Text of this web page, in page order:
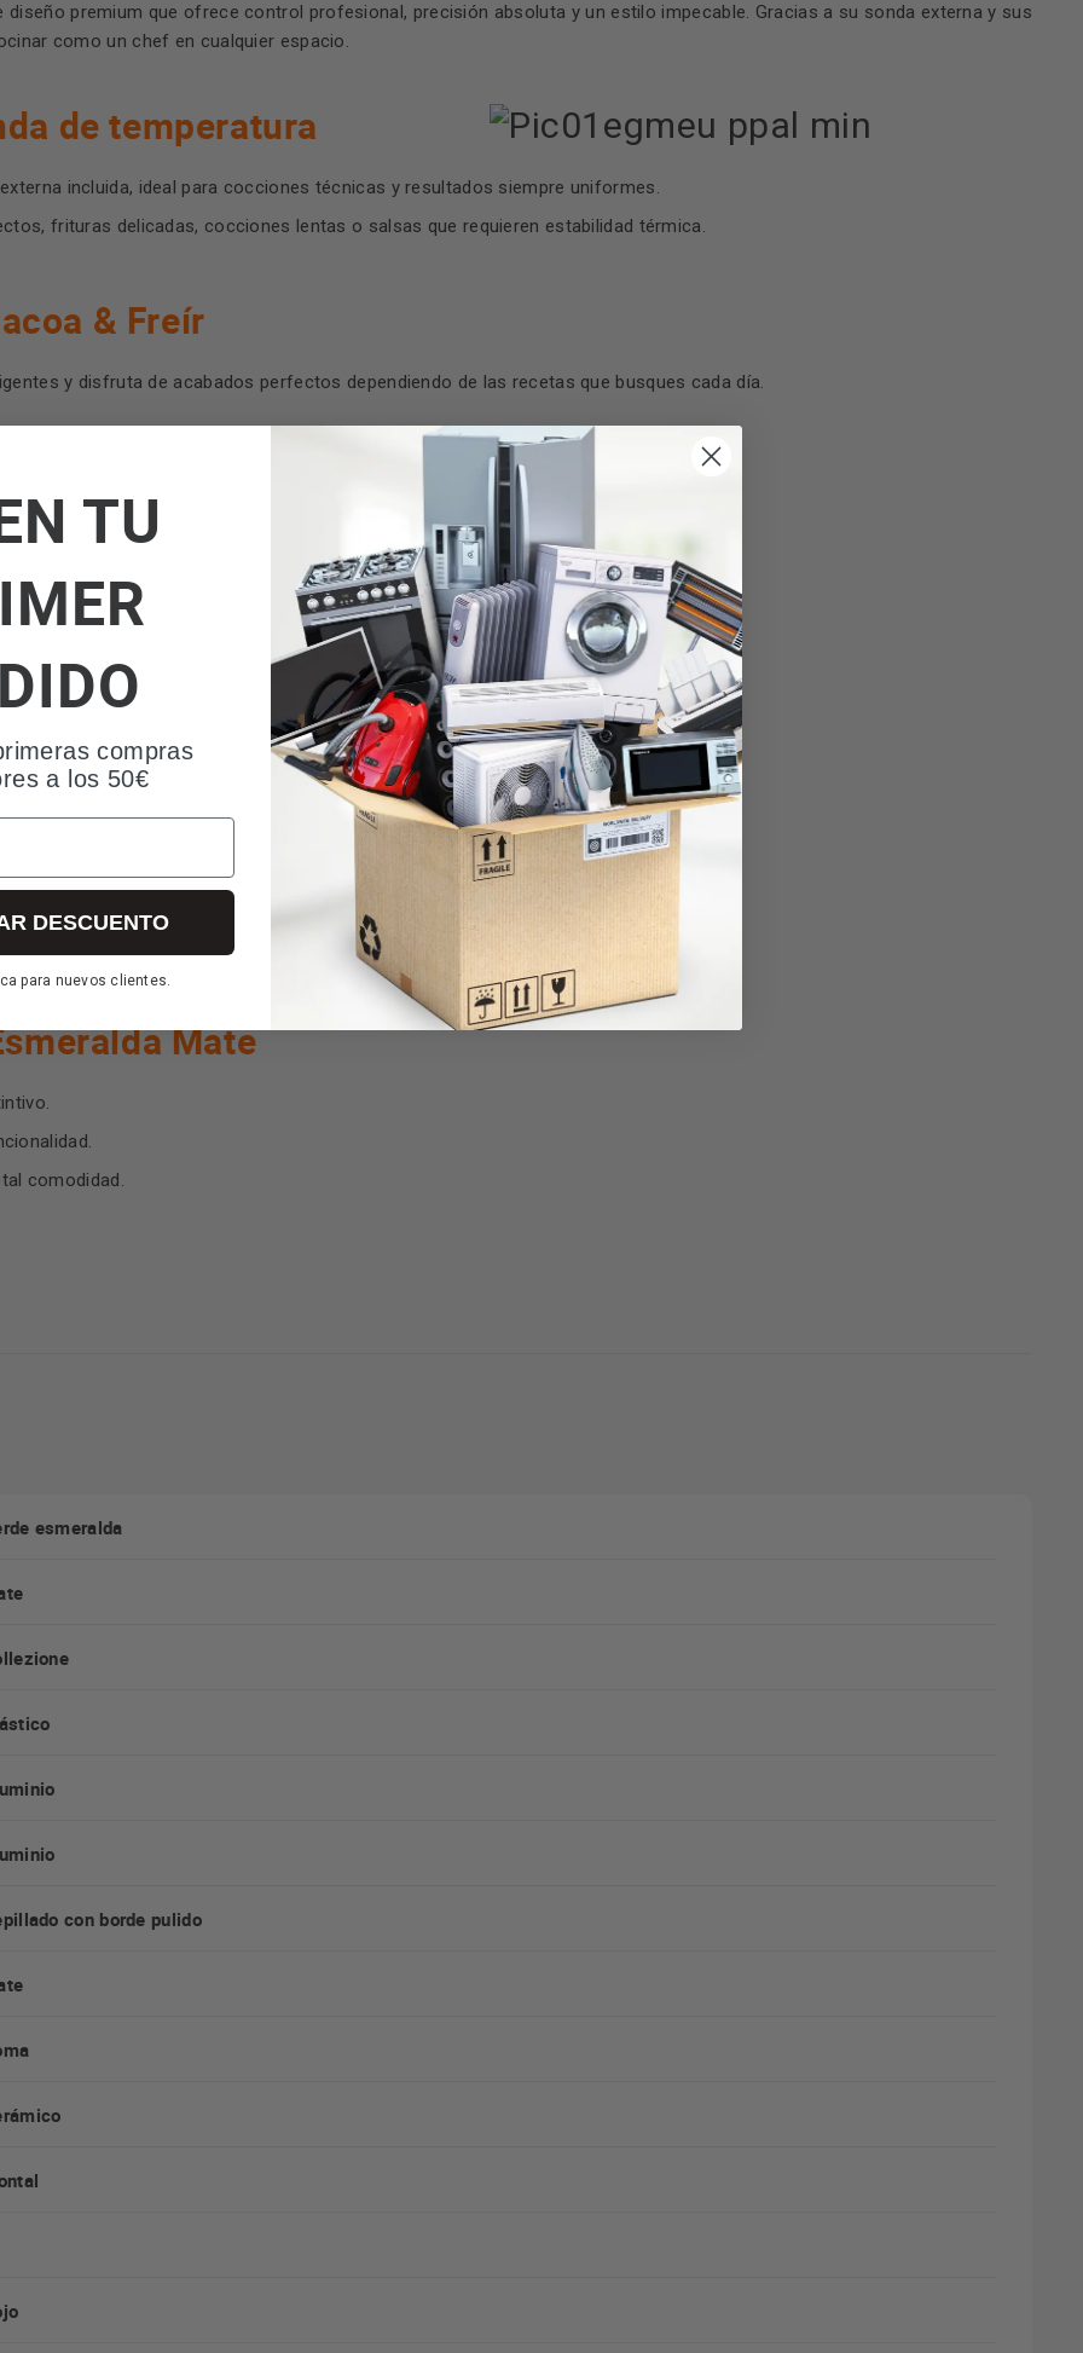
diseño premium que ofrece control profesional, precisión absoluta y un estilo impecable. Gracias a su sonda externa y sus
como un chef en cualquier espacio.
de temperatura
incluida, ideal para cocciones técnicas y resultados siempre uniformes.
frituras delicadas, cocciones lentas o salsas que requieren estabilidad térmica.
& Freír
y disfruta de acabados perfectos dependiendo de las recetas que busques cada día.
su textura.
para preparaciones intensivas.
lo necesitas.
Mate
comodidad.
esmeralda
con borde pulido
TU
compras
a los 50€
DESCUENTO
para nuevos clientes.